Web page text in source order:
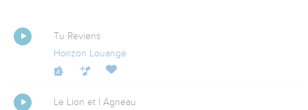
Tu Reviens
Horizon Louange
Le Lion et l Agneau